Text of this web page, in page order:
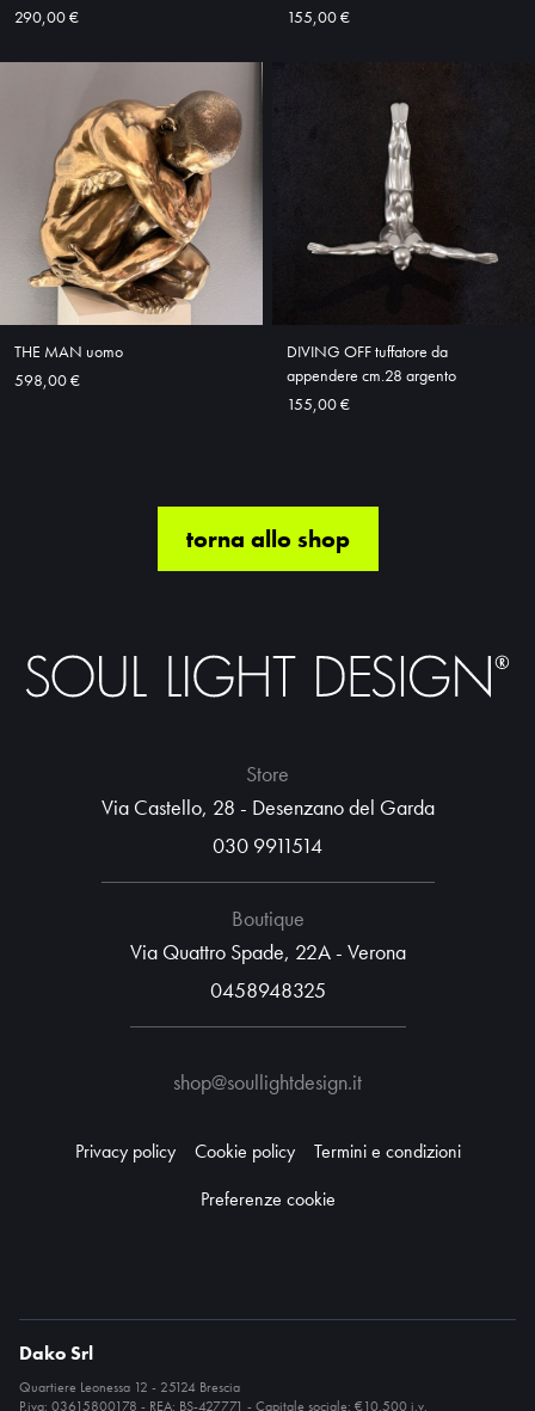
290,00 €
155,00 €
THE MAN uomo
598,00 €
DIVING OFF tuffatore da
appendere cm.28 argento
155,00 €
torna allo shop
Store
Via Castello, 28 - Desenzano del Garda
030 9911514
Boutique
Via Quattro Spade, 22A - Verona
0458948325
shop@soullightdesign.it
Privacy policy Cookie policy
Termini e condizioni
Preferenze cookie
Dako Srl
Quartiere Leonessa 12 - 25124 Brescia
P.iva: 03615800178 - REA: BS-427771 - Capitale sociale: €10.500 i.v.